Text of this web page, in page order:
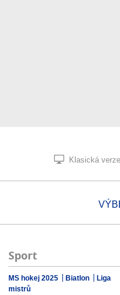
Klasická verze
Sport
MS hokej 2025 Biatlon
Liga
mistrů